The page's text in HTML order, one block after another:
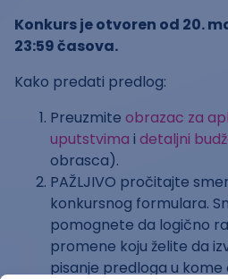
Konkurs je otvoren od 20.
23:59 časova.
Kako predati predlog:
Preuzmite obrazac za
uputstvima i detaljni
obrasca).
PAŽLJIVO pročitajte
konkursnog formulara.
pomognete da logično
promene koju želite da
pisanje predloga u